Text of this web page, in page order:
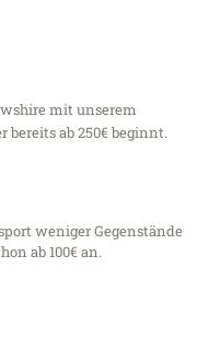
mit unserem
bereits ab 250€ beginnt.
weniger Gegenstände
ab 100€ an.